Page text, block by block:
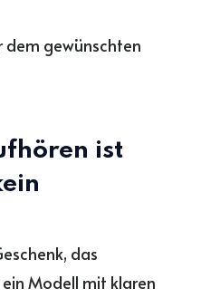
gewünschten
ist
das
Modell mit klaren